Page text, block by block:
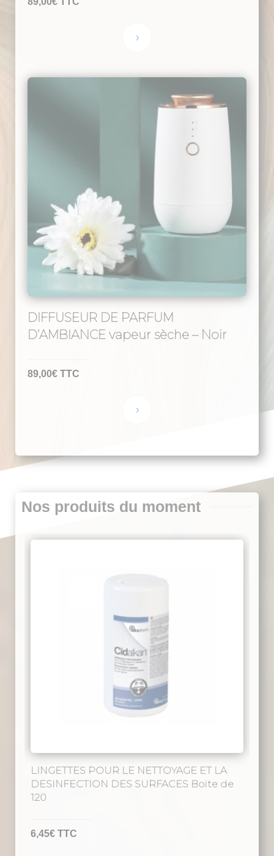
DIFFUSEUR DE PARFUM
D’AMBIANCE vapeur sèche – Noir
89,00€ TTC
Nos produits du moment
LINGETTES POUR LE NETTOYAGE ET LA
DESINFECTION DES SURFACES Boite de
120
6,45€ TTC